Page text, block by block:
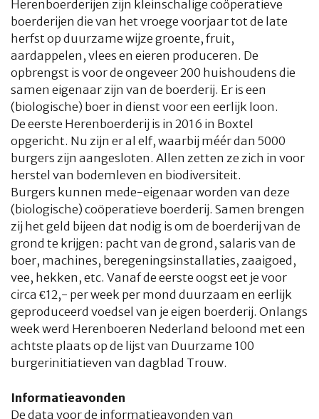
Herenboerderijen zijn kleinschalige coöperatieve
boerderijen die van het vroege voorjaar tot de late
herfst op duurzame wijze groente, fruit,
aardappelen, vlees en eieren produceren. De
opbrengst is voor de ongeveer 200 huishoudens die
samen eigenaar zijn van de boerderij. Er is een
(biologische) boer in dienst voor een eerlijk loon.
De eerste Herenboerderij is in 2016 in Boxtel
opgericht. Nu zijn er al elf, waarbij méér dan 5000
burgers zijn aangesloten. Allen zetten ze zich in voor
herstel van bodemleven en biodiversiteit.
Burgers kunnen mede-eigenaar worden van deze
(biologische) coöperatieve boerderij. Samen brengen
zij het geld bijeen dat nodig is om de boerderij van de
grond te krijgen: pacht van de grond, salaris van de
boer, machines, beregeningsinstallaties, zaaigoed,
vee, hekken, etc. Vanaf de eerste oogst eet je voor
circa €12,- per week per mond duurzaam en eerlijk
geproduceerd voedsel van je eigen boerderij. Onlangs
week werd Herenboeren Nederland beloond met een
achtste plaats op de lijst van Duurzame 100
burgerinitiatieven van dagblad Trouw.
Informatieavonden
De data voor de informatieavonden van